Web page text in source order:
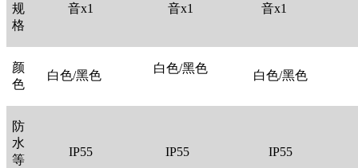
规
格
音x1
音x1
音x1
颜
色
白色/黑色
白色/黑色
白色/黑色
防
水
等
IP55 IP55 IP55